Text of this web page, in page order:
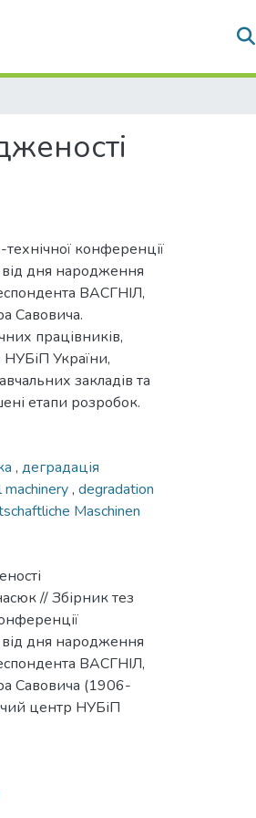
конференції
від дня народження
ВАСГНІЛ,
Савовича.
працівників,
НУБіП України,
закладів та
етапи розробок.
, деградація
machinery, degradation
Maschinen
// Збірник тез
від дня народження
ВАСГНІЛ,
Савовича (1906-
центр НУБіП